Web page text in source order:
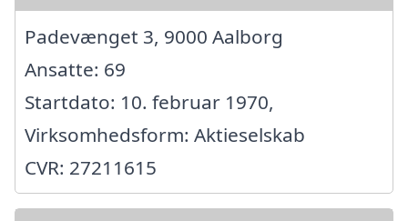
Padevænget 3, 9000 Aalborg
Ansatte: 69
Startdato: 10. februar 1970,
Virksomhedsform: Aktieselskab
CVR: 27211615